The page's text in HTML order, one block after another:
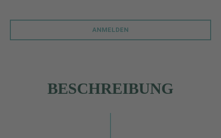
ANMELDEN
BESCHREIBUNG